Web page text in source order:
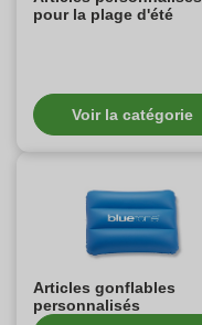
pour la plage d'été
Voir la catégorie
Articles gonflables
personnalisés